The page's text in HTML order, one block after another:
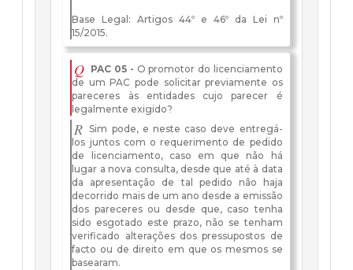
Base Legal: Artigos 44º e 46º da Lei nº
15/2015.
Q PAC 05 - O promotor do licenciamento
de um PAC pode solicitar previamente os
pareceres às entidades cujo parecer é
legalmente exigido?
R Sim pode, e neste caso deve entregá-
los juntos com o requerimento de pedido
de licenciamento, caso em que não há
lugar a nova consulta, desde que até à data
da apresentação de tal pedido não haja
decorrido mais de um ano desde a emissão
dos pareceres ou desde que, caso tenha
sido esgotado este prazo, não se tenham
verificado alterações dos pressupostos de
facto ou de direito em que os mesmos se
basearam.